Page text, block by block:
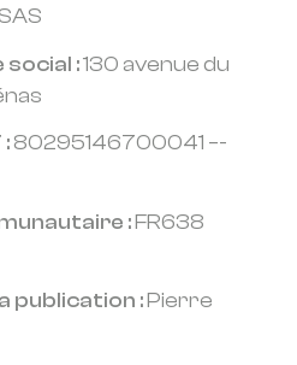
SAS
:130 avenue du
80295146700041 –-
:FR638
publication :Pierre